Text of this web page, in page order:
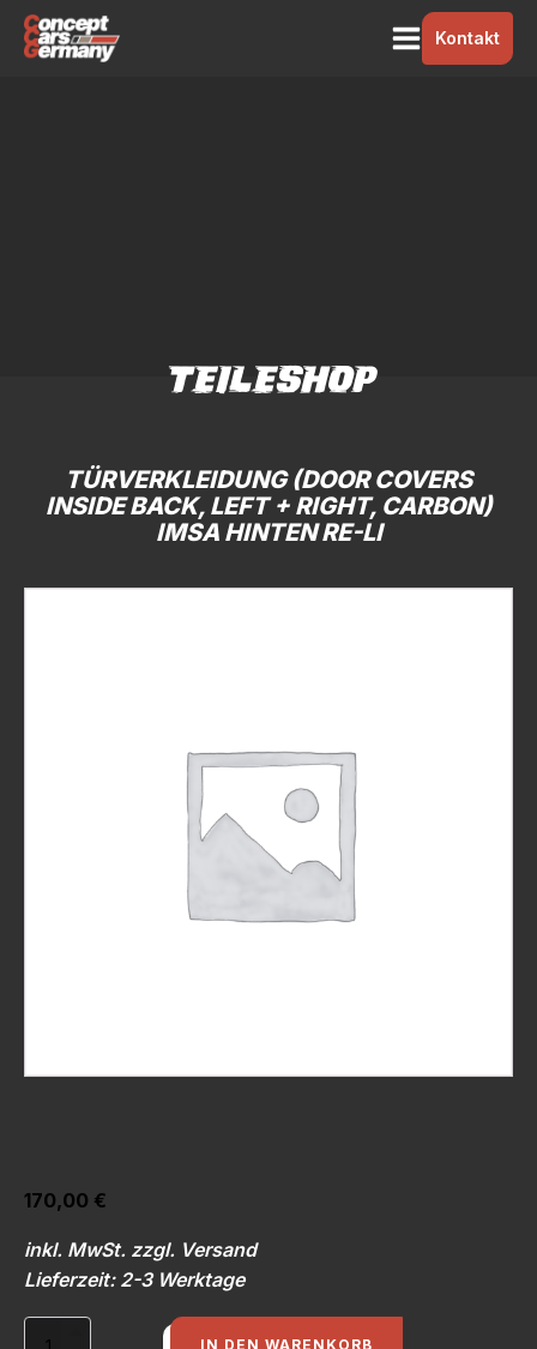
Kontakt
TEILESHOP
TÜRVERKLEIDUNG (DOOR COVERS
INSIDE BACK, LEFT + RIGHT, CARBON)
IMSA HINTEN RE-LI
170,00 €
inkl. MwSt. zzgl. Versand
Lieferzeit: 2-3 Werktage
Türverkleidung
IN DEN WARENKORB